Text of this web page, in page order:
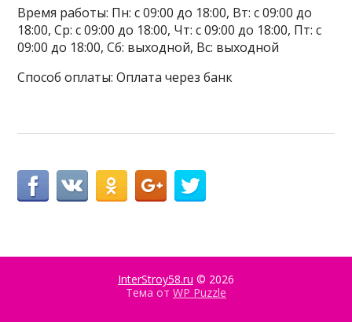
Время работы: Пн: с 09:00 до 18:00, Вт: с 09:00 до
18:00, Ср: с 09:00 до 18:00, Чт: с 09:00 до 18:00, Пт: с
09:00 до 18:00, Сб: выходной, Вс: выходной
Способ оплаты: Оплата через банк
InterStroy58.ru © 2026
Тема от WP Puzzle